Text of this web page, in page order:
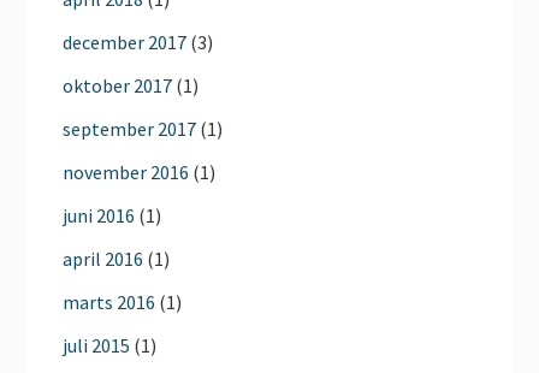
december 2017 (3)
oktober 2017 (1)
september 2017 (1)
november 2016 (1)
juni 2016 (1)
april 2016 (1)
marts 2016 (1)
juli 2015 (1)